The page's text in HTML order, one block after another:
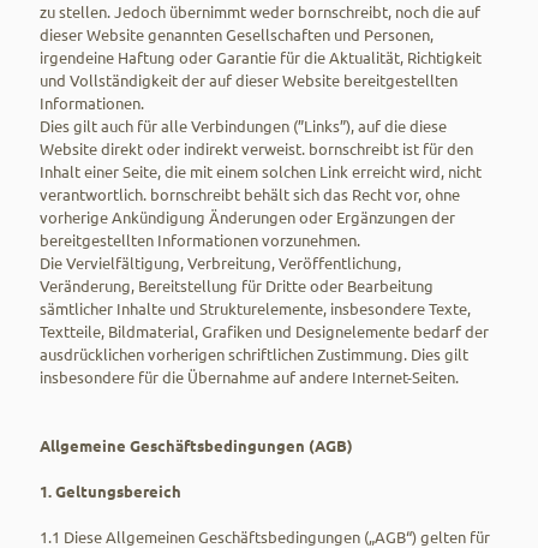
zu stellen. Jedoch übernimmt weder bornschreibt, noch die auf
dieser Website genannten Gesellschaften und Personen,
irgendeine Haftung oder Garantie für die Aktualität, Richtigkeit
und Vollständigkeit der auf dieser Website bereitgestellten
Informationen.
Dies gilt auch für alle Verbindungen (”Links”), auf die diese
Website direkt oder indirekt verweist. bornschreibt ist für den
Inhalt einer Seite, die mit einem solchen Link erreicht wird, nicht
verantwortlich. bornschreibt behält sich das Recht vor, ohne
vorherige Ankündigung Änderungen oder Ergänzungen der
bereitgestellten Informationen vorzunehmen.
Die Vervielfältigung, Verbreitung, Veröffentlichung,
Veränderung, Bereitstellung für Dritte oder Bearbeitung
sämtlicher Inhalte und Strukturelemente, insbesondere Texte,
Textteile, Bildmaterial, Grafiken und Designelemente bedarf der
ausdrücklichen vorherigen schriftlichen Zustimmung. Dies gilt
insbesondere für die Übernahme auf andere Internet-Seiten.
Allgemeine Geschäftsbedingungen (AGB)
1. Geltungsbereich
1.1 Diese Allgemeinen Geschäftsbedingungen („AGB“) gelten für